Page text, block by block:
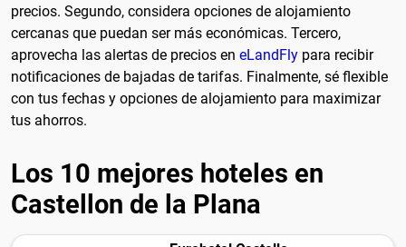
precios. Segundo, considera opciones de alojamiento
cercanas que puedan ser más económicas. Tercero,
aprovecha las alertas de precios en eLandFly para recibir
notificaciones de bajadas de tarifas. Finalmente, sé flexible
con tus fechas y opciones de alojamiento para maximizar
tus ahorros.
Los 10 mejores hoteles en
Castellon de la Plana